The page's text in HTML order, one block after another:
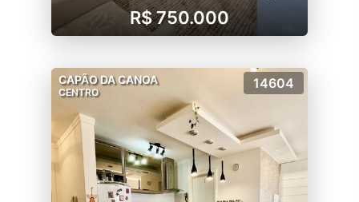
R$ 750.000
CAPÃO DA CANOA
CENTRO
14604